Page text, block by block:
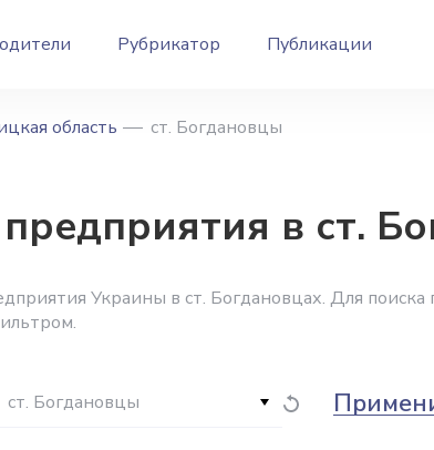
Рубрикатор Публикации
область ст. Богдановцы
в ст.
Украины в ст. Богдановцах. Для
ст. Богдановцы